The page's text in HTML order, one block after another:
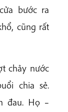
bước ra
cũng rất
chảy nước
chia sẻ.
đau. Họ –